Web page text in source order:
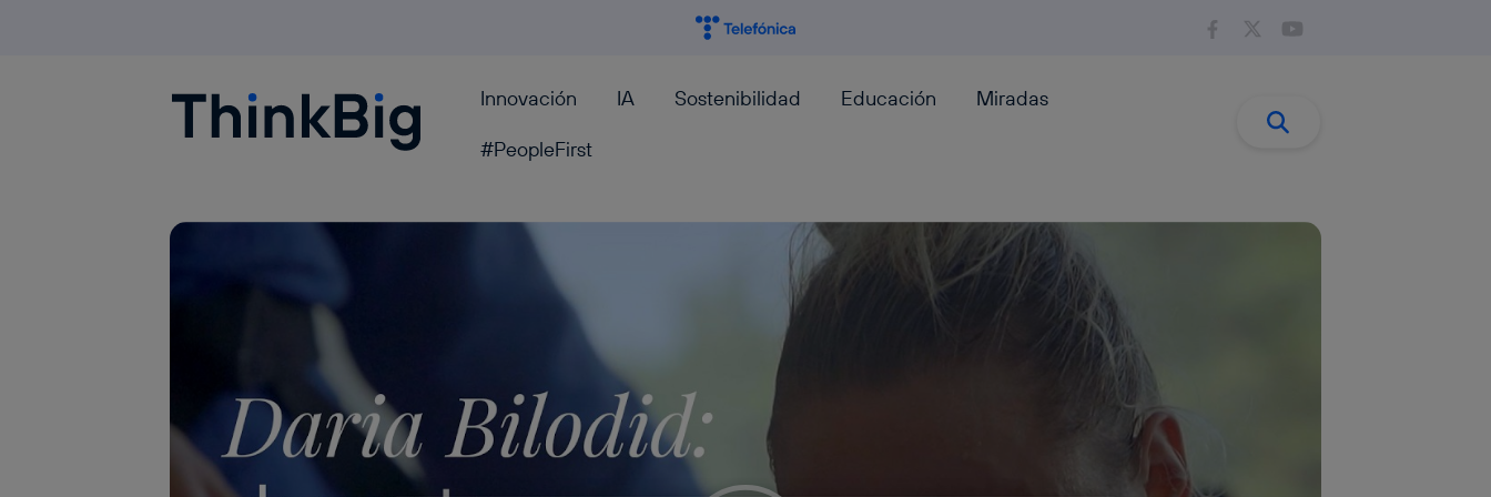
Blogthinkbig.com Innovación IA Sostenibilidad Educación
Miradas
#PeopleFirst
Buscar